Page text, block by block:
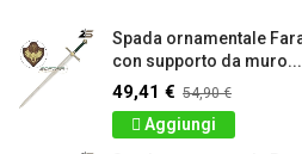
Spada ornamentale
con supporto da muro...
49,41 € 54,90 €
Aggiungi